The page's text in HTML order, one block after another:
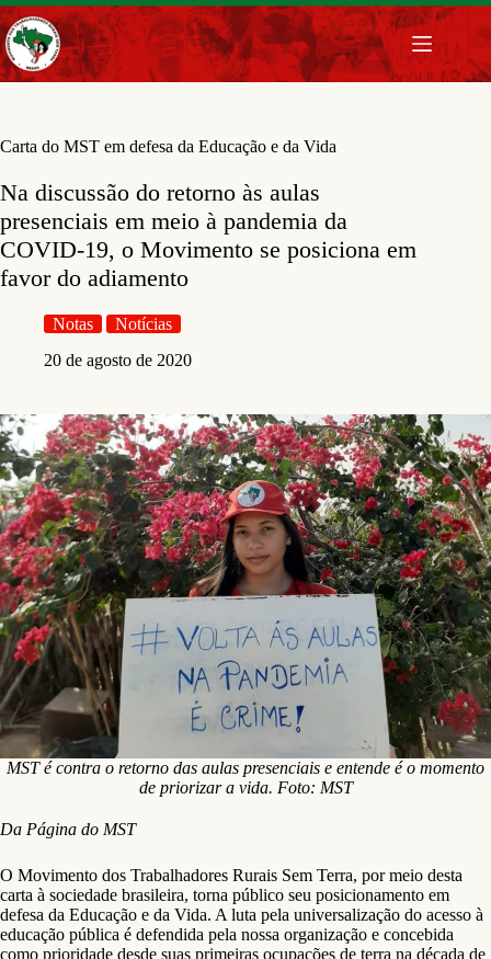
Pular
para
o
conteúdo
Carta do MST em defesa da Educação e da Vida
Na discussão do retorno às aulas
presenciais em meio à pandemia da
COVID-19, o Movimento se posiciona em
favor do adiamento
Notas
Notícias
20 de agosto de 2020
MST é contra o retorno das aulas presenciais e entende é o momento
de priorizar a vida. Foto: MST
Da Página do MST
O Movimento dos Trabalhadores Rurais Sem Terra, por meio desta
carta à sociedade brasileira, torna público seu posicionamento em
defesa da Educação e da Vida. A luta pela universalização do acesso à
educação pública é defendida pela nossa organização e concebida
como prioridade desde suas primeiras ocupações de terra na década de